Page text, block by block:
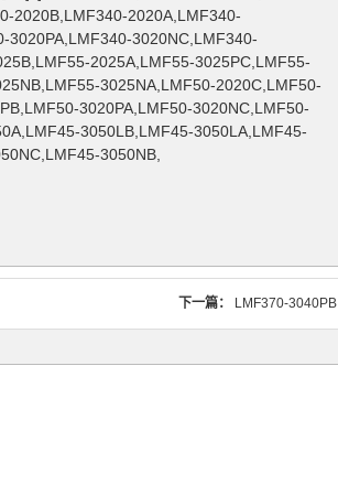
2020B,LMF340-2020A,LMF340-
3020NC,LMF340-
2025A,LMF55-3025PC,LMF55-
3025NA,LMF50-2020C,LMF50-
3020PA,LMF50-3020NC,LMF50-
3050LB,LMF45-3050LA,LMF45-
3050NB,
下一篇： LMF370-3040PB